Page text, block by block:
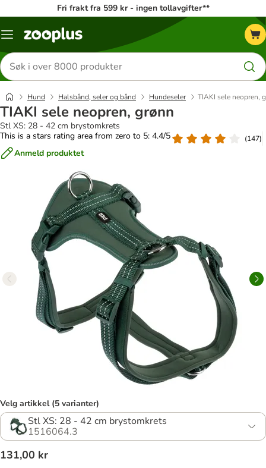
Fri frakt fra 599 kr - ingen tollavgifter**
Katalogmeny
Søk
etter
produkter
Hund Halsbånd, seler og bånd Hundeseler TIAKI sele neopren,
TIAKI sele neopren, grønn
Stl XS: 28 - 42 cm brystomkrets
This is a stars rating area from zero to 5: 4.4/5
(147)
Anmeld produktet
Velg artikkel (5 varianter)
Stl XS: 28 - 42 cm brystomkrets
1516064.3
131,00 kr